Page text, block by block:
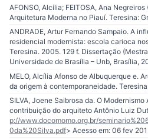
AFONSO, Alcília; FEITOSA, Ana
Arquitetura Moderna no Piauí. Teresina:
ANDRADE, Artur Fernando Sampaio. A
residencial modernista: escola carioca
Teresina. 2005. 129 f. Dissertação
Universidade de Brasília – Unb, Brasília,
MELO, Alcília Afonso de Albuquerque e.
da origem à contemporaneidade.
SILVA, Joene Saibrosa da. O
contribuição do arquiteto Antônio Luiz
p://www.docomomo.org.br/
0da%20Silva.pdf> Acesso em: 06 fev